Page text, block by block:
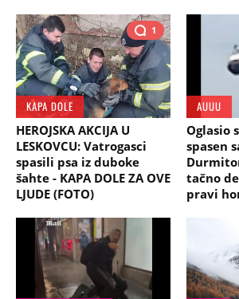
1
KAPA DOLE
HEROJSKA AKCIJA U
LESKOVCU: Vatrogasci
spasili psa iz duboke
šahte - KAPA DOLE ZA OVE
LJUDE (FOTO)
AUUU
Oglasio
spasen
tačno
pravi